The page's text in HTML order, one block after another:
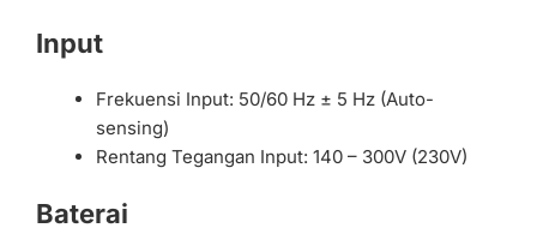
Input
Frekuensi Input: 50/60 Hz ± 5 Hz (Auto-
sensing)
Rentang Tegangan Input: 140 – 300V (230V)
Baterai